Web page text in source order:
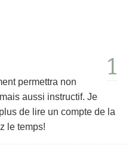
1
permettra non
aussi instructif. Je
de lire un compte de la
le temps!